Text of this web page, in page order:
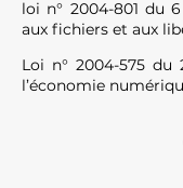
loi n° 2004-801 du
aux fichiers et aux
Loi n° 2004-575
l’économie